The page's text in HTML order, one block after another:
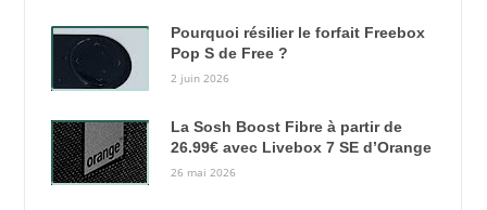
Pourquoi résilier le forfait Freebox
Pop S de Free ?
2 juin 2026
La Sosh Boost Fibre à partir de
26.99€ avec Livebox 7 SE d’Orange
26 mai 2026